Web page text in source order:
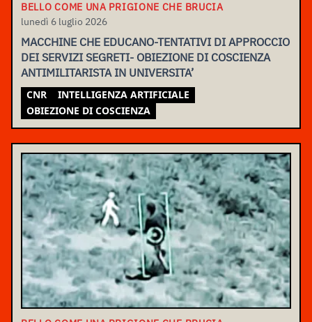
BELLO COME UNA PRIGIONE CHE BRUCIA
lunedì 6 luglio 2026
MACCHINE CHE EDUCANO-TENTATIVI DI APPROCCIO
DEI SERVIZI SEGRETI- OBIEZIONE DI COSCIENZA
ANTIMILITARISTA IN UNIVERSITA’
CNR
INTELLIGENZA ARTIFICIALE
OBIEZIONE DI COSCIENZA